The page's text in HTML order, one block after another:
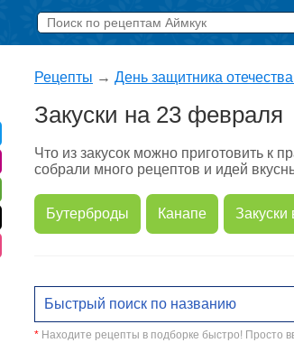
Рецепты → День защитника
Закуски на 23 февраля
Что из закусок можно приготовить к
собрали много рецептов и идей
Бутерброды Канапе Закуски
* Находите рецепты в подборке быстро! Просто